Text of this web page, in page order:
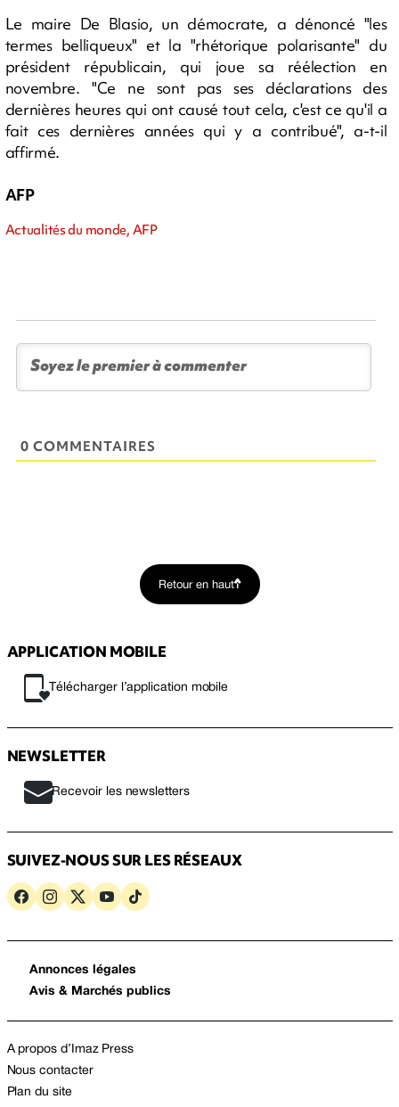
Le maire De Blasio, un démocrate, a dénoncé "les
termes belliqueux" et la "rhétorique polarisante" du
président républicain, qui joue sa réélection en
novembre. "Ce ne sont pas ses déclarations des
dernières heures qui ont causé tout cela, c'est ce qu'il a
fait ces dernières années qui y a contribué", a-t-il
affirmé.
AFP
Actualités du monde, AFP
0 COMMENTAIRES
Retour en haut
APPLICATION MOBILE
Télécharger l’application mobile
NEWSLETTER
Recevoir les newsletters
SUIVEZ-NOUS SUR LES RÉSEAUX
Annonces légales
Avis & Marchés publics
A propos d’Imaz Press
Nous contacter
Plan du site